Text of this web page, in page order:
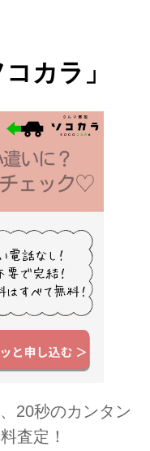
、すっと溶けてし
大ヒット! 今で
です☆ 韓国で人気
ビン』(850円)
メニュー☆ 待望の
カラ」
20秒のカンタン
査定！